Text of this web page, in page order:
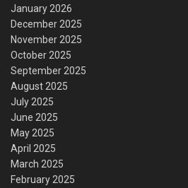
January 2026
December 2025
November 2025
October 2025
September 2025
August 2025
July 2025
June 2025
May 2025
April 2025
March 2025
February 2025